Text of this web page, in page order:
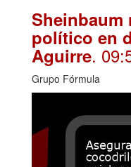
Sheinbaum
político en
Aguirre.
Grupo Fórmula